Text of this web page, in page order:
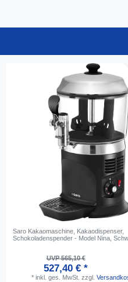
Saro Kakaomaschine, Kakaodispenser,
Schokoladenspender - Model Nina,
UVP 565,10 €
527,40 € *
* inkl. ges. MwSt. zzgl.